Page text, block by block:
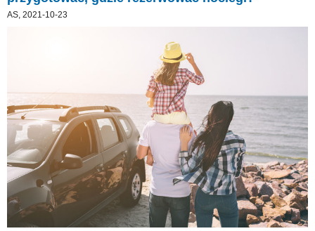
PROMOCJE
Szlachetne zdrowie
Mieszkaj wygodnie i bez barier
Warto wiedzieć!
Podróże i wypoczynek
Taniej, okazyjnie, specjalnie dla 60plus
Na wesoło
O NAS
KONTAKT
AS, 2021-10-23